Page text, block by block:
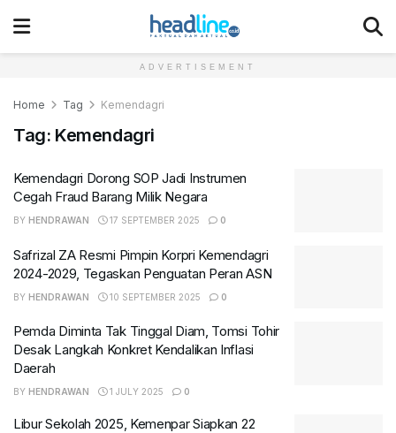
ADVERTISEMENT
Home Tag Kemendagri
Tag: Kemendagri
Kemendagri Dorong SOP Jadi Instrumen
Cegah Fraud Barang Milik Negara
BY HENDRAWAN 17 SEPTEMBER 2025 0
Safrizal ZA Resmi Pimpin Korpri Kemendagri
2024-2029, Tegaskan Penguatan Peran ASN
BY HENDRAWAN 10 SEPTEMBER 2025 0
Pemda Diminta Tak Tinggal Diam, Tomsi Tohir
Desak Langkah Konkret Kendalikan Inflasi
Daerah
BY HENDRAWAN 1 JULY 2025 0
Libur Sekolah 2025, Kemenpar Siapkan 22